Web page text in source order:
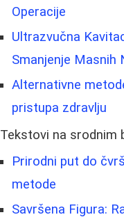
Operacije
Ultrazvučna
Smanjenje Masnih
Alternativne
pristupa zdravlju
Tekstovi na srodnim
Prirodni put do
metode
Savršena Figura: